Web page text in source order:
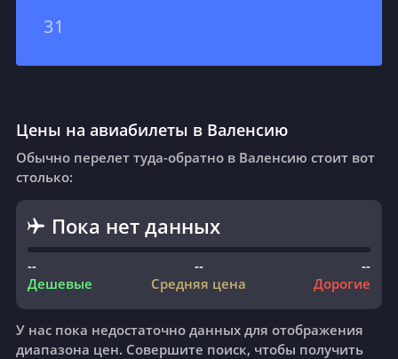
31
Цены на авиабилеты в Валенсию
Обычно перелет туда-обратно в Валенсию стоит вот
столько:
Пока нет данных
--
Дешевые
--
Средняя цена
--
Дорогие
У нас пока недостаточно данных для отображения
диапазона цен. Совершите поиск, чтобы получить